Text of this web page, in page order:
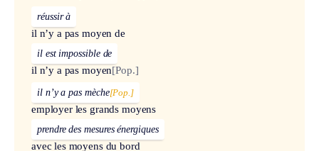
réussir à
il n’y a pas moyen de
il est impossible de
il n’y a pas moyen[Pop.]
il n’y a pas mèche[Pop.]
employer les grands moyens
prendre des mesures énergiques
avec les moyens du bord